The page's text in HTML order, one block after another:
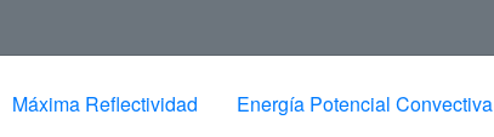
Máxima Reflectividad Energía Potencial Convectiva